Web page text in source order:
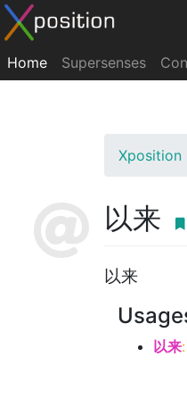
Home Supersenses
Xposition
以来
以来
以来: